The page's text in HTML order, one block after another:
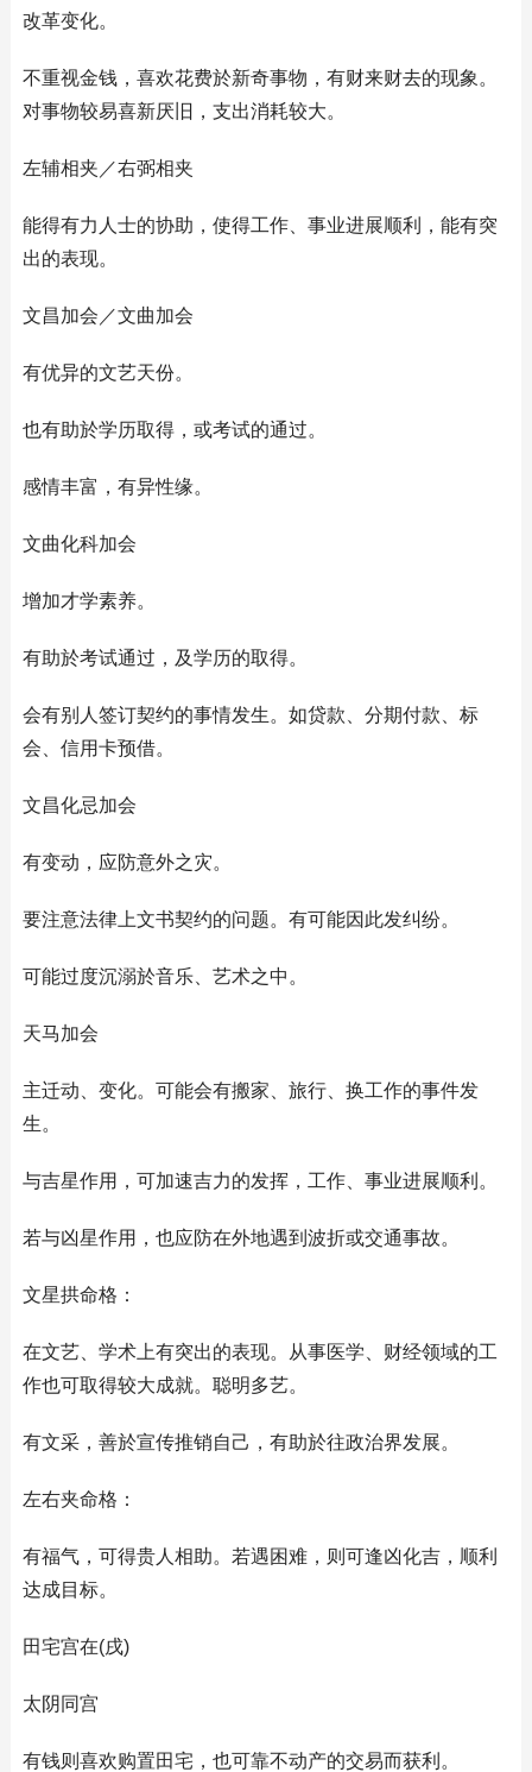
改革变化。
不重视金钱，喜欢花费於新奇事物，有财来财去的现象。
对事物较易喜新厌旧，支出消耗较大。
左辅相夹／右弼相夹
能得有力人士的协助，使得工作、事业进展顺利，能有突
出的表现。
文昌加会／文曲加会
有优异的文艺天份。
也有助於学历取得，或考试的通过。
感情丰富，有异性缘。
文曲化科加会
增加才学素养。
有助於考试通过，及学历的取得。
会有别人签订契约的事情发生。如贷款、分期付款、标
会、信用卡预借。
文昌化忌加会
有变动，应防意外之灾。
要注意法律上文书契约的问题。有可能因此发纠纷。
可能过度沉溺於音乐、艺术之中。
天马加会
主迁动、变化。可能会有搬家、旅行、换工作的事件发
生。
与吉星作用，可加速吉力的发挥，工作、事业进展顺利。
若与凶星作用，也应防在外地遇到波折或交通事故。
文星拱命格：
在文艺、学术上有突出的表现。从事医学、财经领域的工
作也可取得较大成就。聪明多艺。
有文采，善於宣传推销自己，有助於往政治界发展。
左右夹命格：
有福气，可得贵人相助。若遇困难，则可逢凶化吉，顺利
达成目标。
田宅宫在(戌)
太阴同宫
有钱则喜欢购置田宅，也可靠不动产的交易而获利。